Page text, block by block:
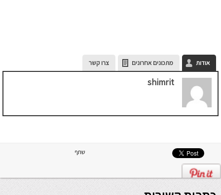
אודות מתכונים אחרונים צרו קשר
shimrit
שתף